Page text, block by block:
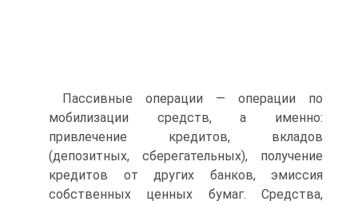
Пассивные операции — операции по
мобилизации средств, а именно:
привлечение кредитов, вкладов
(депозитных, сберегательных), получение
кредитов от других банков, эмиссия
собственных ценных бумаг. Средства,